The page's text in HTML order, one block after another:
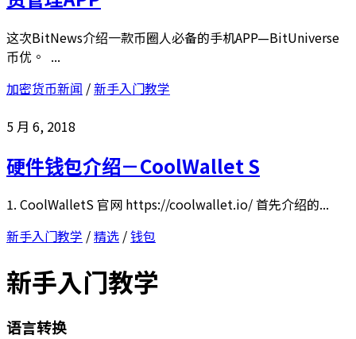
这次BitNews介绍一款币圈人必备的手机APP—BitUniverse
币优。 ...
加密货币新闻 /新手入门教学
5 月 6, 2018
硬件钱包介绍－CoolWallet S
1. CoolWalletS 官网 https://coolwallet.io/ 首先介绍的...
新手入门教学 /精选 /钱包
新手入门教学
语言转换